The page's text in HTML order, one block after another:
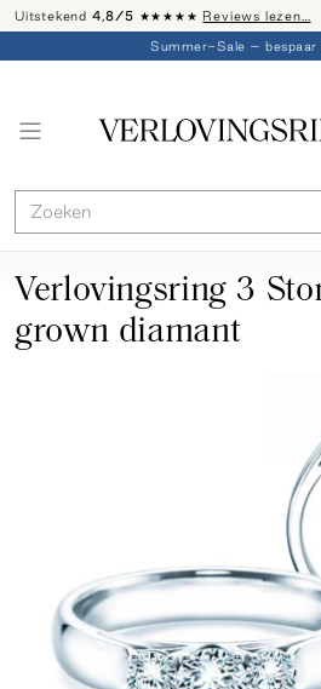
Uitstekend 4,8/5 ★★★★★ Reviews lezen…
Summer-Sale – bespaar
Verlovingsring 3
grown diamant